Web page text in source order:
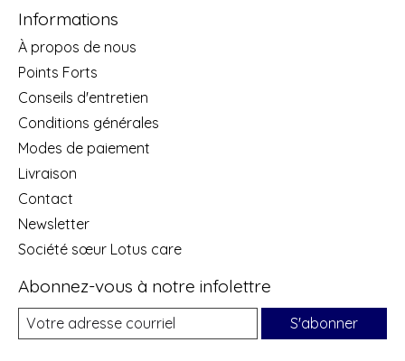
Informations
À propos de nous
Points Forts
Conseils d'entretien
Conditions générales
Modes de paiement
Livraison
Contact
Newsletter
Société sœur Lotus care
Abonnez-vous à notre infolettre
S'abonner